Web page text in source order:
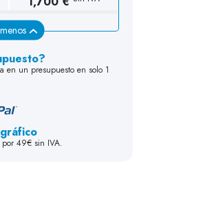
en un presupuesto en solo 1
por 49€ sin IVA.